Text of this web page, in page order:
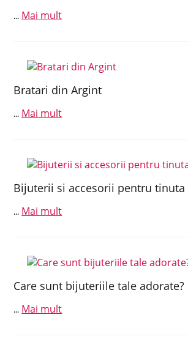
... Mai mult
Bratari din Argint
... Mai mult
Bijuterii si accesorii pentru
... Mai mult
Care sunt bijuteriile tale adorate?
... Mai mult